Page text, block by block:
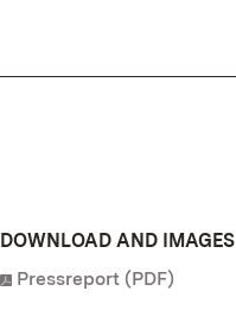
DOWNLOAD AND IMAGES
Pressreport (PDF)